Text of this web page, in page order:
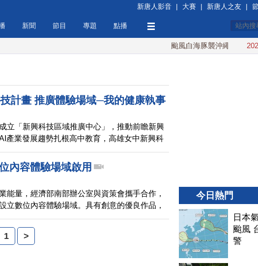
新唐人影音 | 大賽 | 新唐人之友 |
新聞 節目 專題 點播
颱風白海豚襲沖繩 週末最近
計畫 推廣體驗場域─我的健康執事
立「新興科技區域推廣中心」，推動前瞻新興
產業發展趨勢扎根高中教育，高雄女中新興科
域──我的健康執事
內容體驗場域啟用
能量，經濟部南部辦公室與資策會攜手合作，
立數位內容體驗場域。具有創意的優良作品，
演，成為明日之星。
1 >
今日熱門
日本
颱風
警